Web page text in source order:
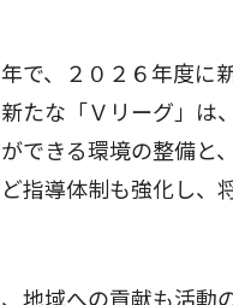
で、２０２６年度に
たな「Ｖリーグ」は
できる環境の整備
指導体制も強化し、
地域への貢献も活動